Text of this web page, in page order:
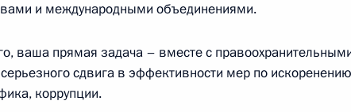
с руководством Чеченской Республики
2005 года, 22:04 Москва, Кремль
и международными объединениями.
ваша прямая задача – вместе с
сдвига в эффективности мер по искоренению
коррупции.